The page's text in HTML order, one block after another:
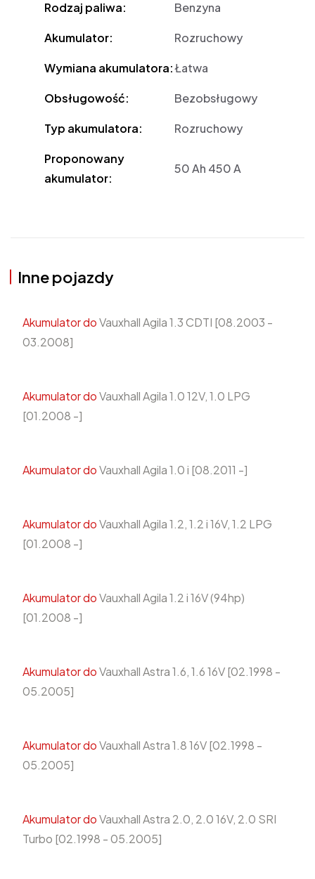
Rodzaj paliwa: Benzyna
Akumulator: Rozruchowy
Wymiana akumulatora:Łatwa
Obsługowość: Bezobsługowy
Typ akumulatora: Rozruchowy
Proponowany
akumulator:
50 Ah 450 A
Inne pojazdy
Akumulator doVauxhall Agila 1.3 CDTI [08.2003 -
03.2008]
Akumulator doVauxhall Agila 1.0 12V, 1.0 LPG
[01.2008 -]
Akumulator doVauxhall Agila 1.0 i [08.2011 -]
Akumulator doVauxhall Agila 1.2, 1.2 i 16V, 1.2 LPG
[01.2008 -]
Akumulator doVauxhall Agila 1.2 i 16V (94hp)
[01.2008 -]
Akumulator doVauxhall Astra 1.6, 1.6 16V [02.1998 -
05.2005]
Akumulator doVauxhall Astra 1.8 16V [02.1998 -
05.2005]
Akumulator doVauxhall Astra 2.0, 2.0 16V, 2.0 SRI
Turbo [02.1998 - 05.2005]